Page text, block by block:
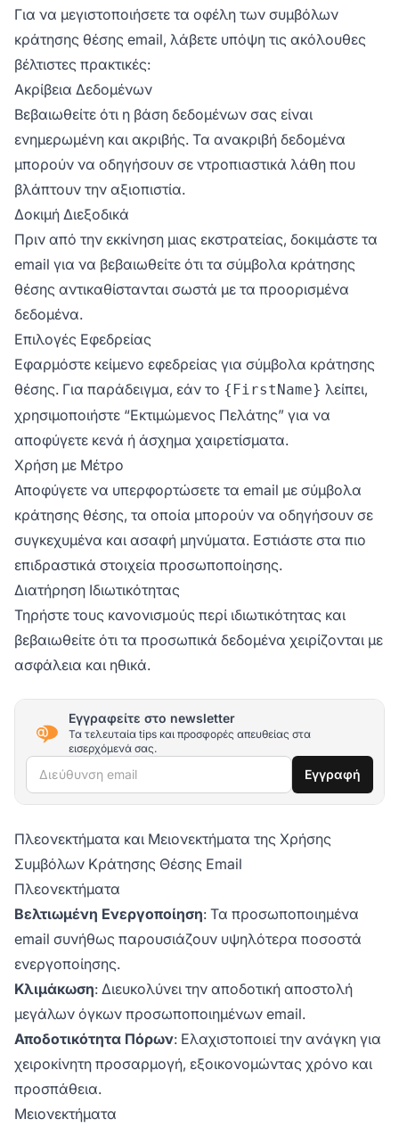
Για να μεγιστοποιήσετε τα οφέλη των συμβόλων
κράτησης θέσης email, λάβετε υπόψη τις ακόλουθες
βέλτιστες πρακτικές:
Ακρίβεια Δεδομένων
Βεβαιωθείτε ότι η βάση δεδομένων σας είναι
ενημερωμένη και ακριβής. Τα ανακριβή δεδομένα
μπορούν να οδηγήσουν σε ντροπιαστικά λάθη που
βλάπτουν την αξιοπιστία.
Δοκιμή Διεξοδικά
Πριν από την εκκίνηση μιας εκστρατείας, δοκιμάστε τα
email για να βεβαιωθείτε ότι τα σύμβολα κράτησης
θέσης αντικαθίστανται σωστά με τα προορισμένα
δεδομένα.
Επιλογές Εφεδρείας
Εφαρμόστε κείμενο εφεδρείας για σύμβολα κράτησης
θέσης. Για παράδειγμα, εάν το {FirstName} λείπει,
χρησιμοποιήστε “Εκτιμώμενος Πελάτης” για να
αποφύγετε κενά ή άσχημα χαιρετίσματα.
Χρήση με Μέτρο
Αποφύγετε να υπερφορτώσετε τα email με σύμβολα
κράτησης θέσης, τα οποία μπορούν να οδηγήσουν σε
συγκεχυμένα και ασαφή μηνύματα. Εστιάστε στα πιο
επιδραστικά στοιχεία προσωποποίησης.
Διατήρηση Ιδιωτικότητας
Τηρήστε τους κανονισμούς περί ιδιωτικότητας και
βεβαιωθείτε ότι τα προσωπικά δεδομένα χειρίζονται με
ασφάλεια και ηθικά.
Εγγραφείτε στο newsletter
Τα τελευταία tips και προσφορές απευθείας στα
εισερχόμενά σας.
Διεύθυνση email Εγγραφή
Πλεονεκτήματα και Μειονεκτήματα της Χρήσης
Συμβόλων Κράτησης Θέσης Email
Πλεονεκτήματα
Βελτιωμένη Ενεργοποίηση: Τα προσωποποιημένα
email συνήθως παρουσιάζουν υψηλότερα ποσοστά
ενεργοποίησης.
Κλιμάκωση: Διευκολύνει την αποδοτική αποστολή
μεγάλων όγκων προσωποποιημένων email.
Αποδοτικότητα Πόρων: Ελαχιστοποιεί την ανάγκη για
χειροκίνητη προσαρμογή, εξοικονομώντας χρόνο και
προσπάθεια.
Μειονεκτήματα